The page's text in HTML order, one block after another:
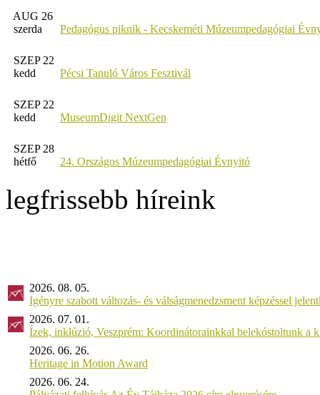
AUG 26
szerda
Pedagógus piknik - Kecskeméti Múzeumpedagógiai
SZEP 22
kedd
Pécsi Tanuló Város Fesztivál
SZEP 22
kedd
MuseumDigit NextGen
SZEP 28
hétfő
24. Országos Múzeumpedagógiai Évnyitó
legfrissebb híreink
2026. 08. 05.
Igényre szabott változás- és válságmenedzsment képzéssel
2026. 07. 01.
Ízek, inklúzió, Veszprém: Koordinátorainkkal belekóstoltunk a
2026. 06. 26.
Heritage in Motion Award
2026. 06. 24.